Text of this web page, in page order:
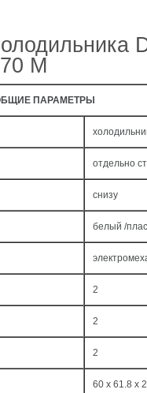
M
ПАРАМЕТРЫ
отдельно
снизу
белый /
2
2
2
60 x 61.8 x